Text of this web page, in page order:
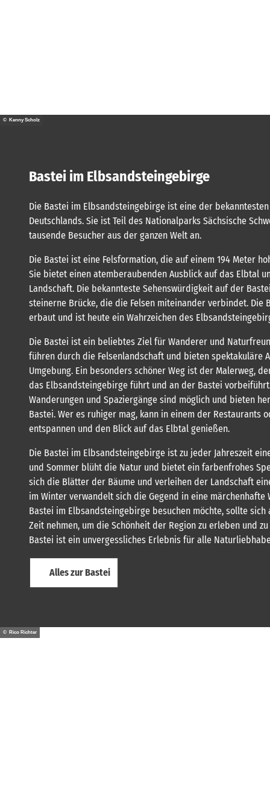
© Kenny Scholz
Bastei im Elbsandsteingebirge
Die Bastei im Elbsandsteingebirge ist eine der
Deutschlands. Sie ist Teil des Nationalparks Sächsische
tausende Besucher aus der ganzen Welt an.
Die Bastei ist eine Felsformation, die auf einem 194 Meter
Sie bietet einen atemberaubenden Ausblick auf das Elbtal
Landschaft. Die bekannteste Sehenswürdigkeit auf der
steinerne Brücke, die die Felsen miteinander verbindet. Die
erbaut und ist heute ein Wahrzeichen des
Die Bastei ist ein beliebtes Ziel für Wanderer und
führen durch die Felsenlandschaft und bieten spektakuläre
Umgebung. Ein besonders schöner Weg ist der Malerweg,
das Elbsandsteingebirge führt und an der Bastei
Wanderungen und Spaziergänge sind möglich und bieten
Bastei. Wer es ruhiger mag, kann in einem der Restaurants
entspannen und den Blick auf das Elbtal genießen.
Die Bastei im Elbsandsteingebirge ist zu jeder Jahreszeit
und Sommer blüht die Natur und bietet ein farbenfrohes
sich die Blätter der Bäume und verleihen der Landschaft
im Winter verwandelt sich die Gegend in eine märchenhafte
Bastei im Elbsandsteingebirge besuchen möchte, sollte sich
Zeit nehmen, um die Schönheit der Region zu erleben und
Bastei ist ein unvergessliches Erlebnis für alle
Alles zur Bastei
© Rico Richter